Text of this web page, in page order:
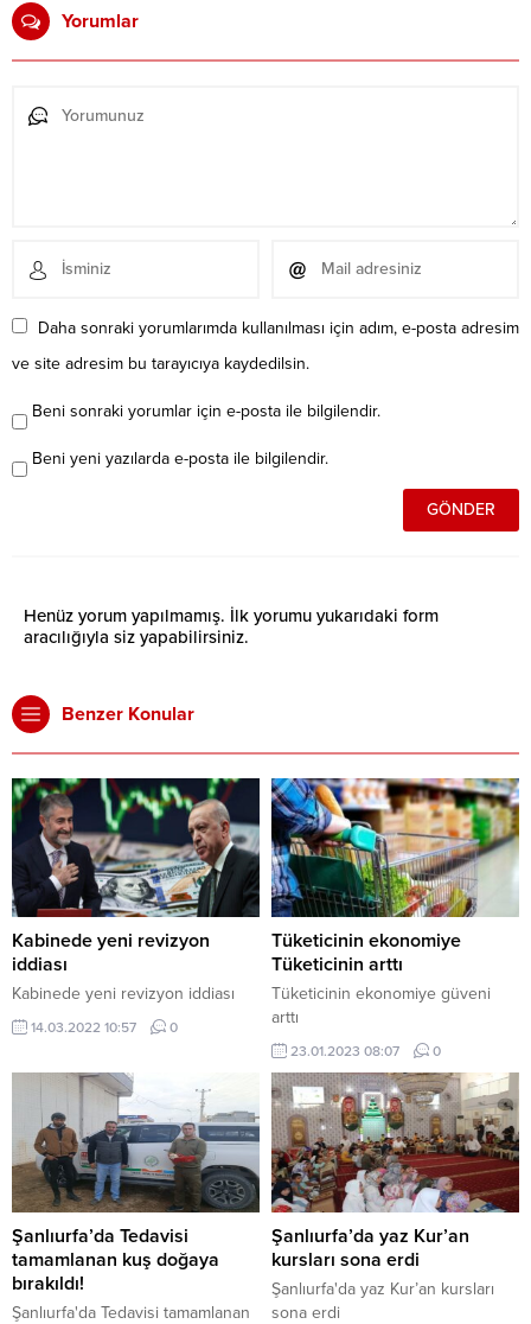
Yorumlar
Daha sonraki yorumlarımda kullanılması için adım, e-posta adresim
ve site adresim bu tarayıcıya kaydedilsin.
Beni sonraki yorumlar için e-posta ile bilgilendir.
Beni yeni yazılarda e-posta ile bilgilendir.
Henüz yorum yapılmamış. İlk yorumu yukarıdaki form
aracılığıyla siz yapabilirsiniz.
Benzer Konular
Kabinede yeni revizyon
iddiası
Kabinede yeni revizyon iddiası
14.03.2022 10:57 0
Tüketicinin ekonomiye
Tüketicinin arttı
Tüketicinin ekonomiye güveni
arttı
23.01.2023 08:07 0
Şanlıurfa’da Tedavisi
tamamlanan kuş doğaya
bırakıldı!
Şanlıurfa'da Tedavisi tamamlanan
Şanlıurfa’da yaz Kur’an
kursları sona erdi
Şanlıurfa'da yaz Kur’an kursları
sona erdi